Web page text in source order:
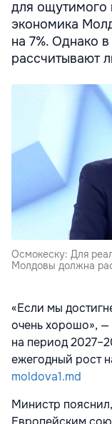
для ощутимого
экономика
на 7%. Однако
рассчитывают
Осмокеску: Для
Молдовы должна
«Если мы
очень хорошо», —
на период
ежегодный рост
moldova1.md
Министр